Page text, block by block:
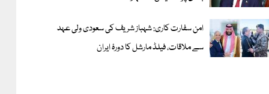
امن سفارت کاری: شہباز شریف کی سعودی ولی عہد
سے ملاقات، فیلڈ مارشل کا دورۂ ایران